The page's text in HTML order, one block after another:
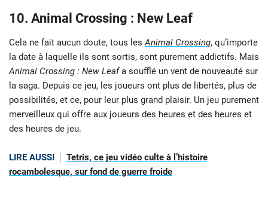
10. Animal Crossing : New Leaf
Cela ne fait aucun doute, tous lesAnimal Crossing, qu’importe
la date à laquelle ils sont sortis, sont purement addictifs. Mais
Animal Crossing : New Leafa soufflé un vent de nouveauté sur
la saga. Depuis ce jeu, les joueurs ont plus de libertés, plus de
possibilités, et ce, pour leur plus grand plaisir. Un jeu purement
merveilleux qui offre aux joueurs des heures et des heures et
des heures de jeu.
LIRE AUSSI
Tetris, ce jeu vidéo culte à l’histoire
rocambolesque, sur fond de guerre froide